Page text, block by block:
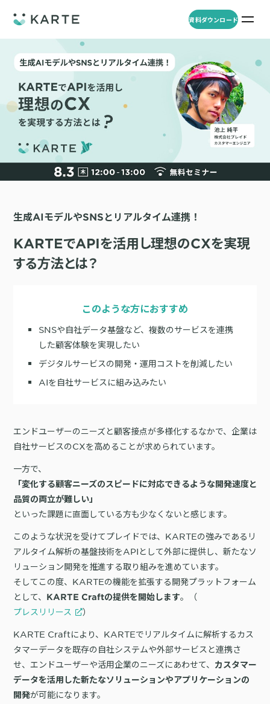
資料ダウンロード
プロダクト
プロダクト
KARTE Web
顧客理解をもとに適切なWeb接客を実施し、事業成長を実現
KARTE for App
ンゲージメント向上
メールやLINE、プッシュ通知など、顧客のシーンに合わせた1to1コ
ミュニケーションを実現
KARTE Blocks
化を実現
KARTE Datahub
社内外のデータを統合・活用できる、 アクショナブルなデータ基盤
機能
Core
バッチ解析
KARTE AI
Insight
施策分析
セッションリプレイ
リアルタイムフィードバック
クリエイティブ作成
施策設計
ション）
カスタマージャーニー設計
A/Bテスト
LPO
広告ダッシュボード
事例
導入企業・業界
ECサイト
金融・保険・Fintech
人材
「うちの子に合う学びはどれ？」に応えるために。「進研ゼミ」のベネッ
セコーポレーションがKARTEで挑む、お客様の期待に合わせた体験設計
顧客比率二桁増と自走文化
WOWOWはユーザー離脱という課題にどう挑んだのか？高度なコミュ
ニケーションを実現する基盤作りの裏側
AI時代の生活文脈におけるCX/UXデザイン
「ブランドの意志を宿すAI」の実装論
BIプロダクトCodatumでの実践方法もご紹介
本セミナーでは、KARTEに蓄積されたデータを起点に、AIを活用した分
析の始め方を実践的に解説します。 マーケター自身で分析からアクショ
ンまでを自走するための「基本的な考え方」と、BIプロダクト
「Codatum」を使った具体的な分析の進め方をお伝えします。
詳細を見る
顧客データを活用したLINEメッセージユースケース集
KARTEプロダクト概要 資料
KARTEの機能やお客様の声、活用事例を紹介しています。Webサイト/
アプリ内でのCX向上、サイト内外での顧客データ活用と事例集のセット
ダウンロードする
リソース
サポート
Developer Portal
よくある質問
パートナープログラム
プロフェッショナルサービス「PLAID ALPHA」
スペック
資料ダウンロード お問い合わせ
生成AIモデルやSNSとリアルタイム連携！
KARTEでAPIを活用し理想のCXを実現
する方法とは？
このような方におすすめ
SNSや自社データ基盤など、複数のサービスを連携
した顧客体験を実現したい
デジタルサービスの開発・運用コストを削減したい
AIを自社サービスに組み込みたい
エンドユーザーのニーズと顧客接点が多様化するなかで、企業は
自社サービスのCXを高めることが求められています。
「変化する顧客ニーズのスピードに対応できるような開発速度と
品質の両立が難しい」
といった課題に直面している方も少なくないと感じます。
このような状況を受けてプレイドでは、KARTEの強みであるリ
アルタイム解析の基盤技術をAPIとして外部に提供し、新たなソ
リューション開発を推進する取り組みを進めています。
そしてこの度、KARTEの機能を拡張する開発プラットフォーム
として、
KARTE Craftの提供を開始します。（
プレスリリース
）
KARTE Craftにより、KARTEでリアルタイムに解析するカス
タマーデータを既存の自社システムや外部サービスと連携さ
せ、エンドユーザーや活用企業のニーズにあわせて、
カスタマー
データを活用した新たなソリューションやアプリケーションの
開発が可能になります。